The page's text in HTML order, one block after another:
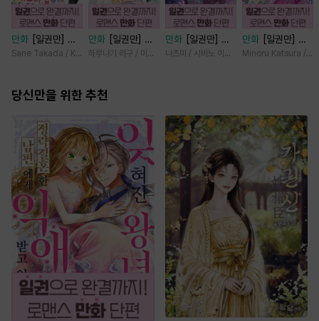
만화
[일권만] 매
료 마법에 걸린 척
사랑꾼이 되었습니
Sane Takada / Koki Fuyutsuki
만화
[일권만] 제
약혼은 취소되었습
하루나기 리구 / 미즈메
만화
[일권만] 모
든 것을 포기한 평
나츠미 / 시바노 이즈미
만화
[일권만] 기
억상실 악역 영애
본]
Minoru Katsura /
당신만을 위한 추천